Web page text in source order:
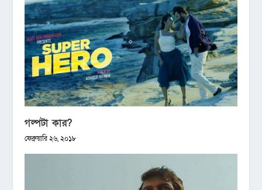
গল্পটা কার?
ফেব্রুয়ারি ২৬, ২০১৮